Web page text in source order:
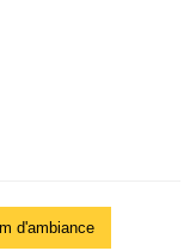
d'ambiance